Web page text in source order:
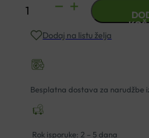
DUCRAY
MED
OBNAVLJAJUĆA
KREMA
količina
Dodaj na listu želja
Besplatna dostava za narudžbe
Rok isporuke: 2 – 5 dana